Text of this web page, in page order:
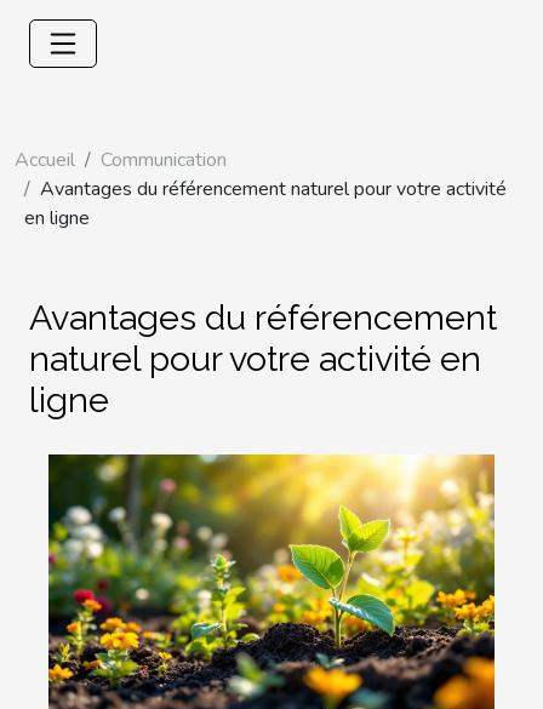
Accueil
Communication
Avantages du référencement naturel pour votre activité
en ligne
Avantages du référencement
naturel pour votre activité en
ligne